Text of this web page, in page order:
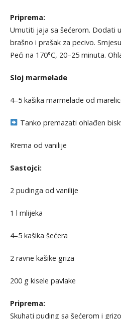
Priprema:
Umutiti jaja sa šećerom. Dodati
brašno i prašak za pecivo.
Peći na 170°C, 20–25 minuta.
Sloj marmelade
4–5 kašika marmelade od
Tanko premazati ohlađen
Krema od vanilije
Sastojci:
2 pudinga od vanilije
1 l mlijeka
4–5 kašika šećera
2 ravne kašike griza
200 g kisele pavlake
Priprema:
Skuhati puding sa šećerom i